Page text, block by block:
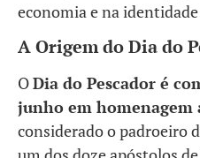
economia e na
A Origem do Dia do
ODia do Pescador é
junho em homenagem
considerado o padroeiro